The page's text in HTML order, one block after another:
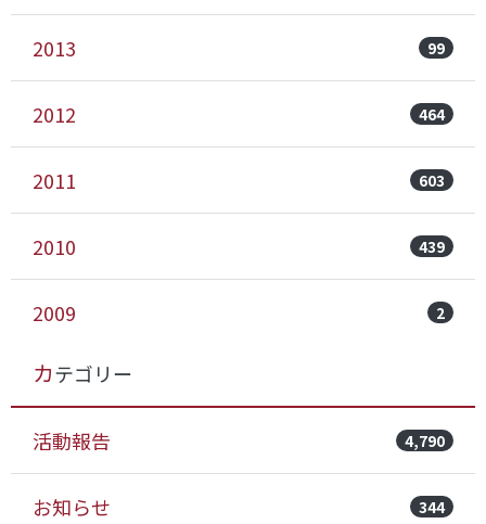
2013 99
2012 464
2011 603
2010 439
2009 2
カテゴリー
活動報告 4,790
お知らせ 344